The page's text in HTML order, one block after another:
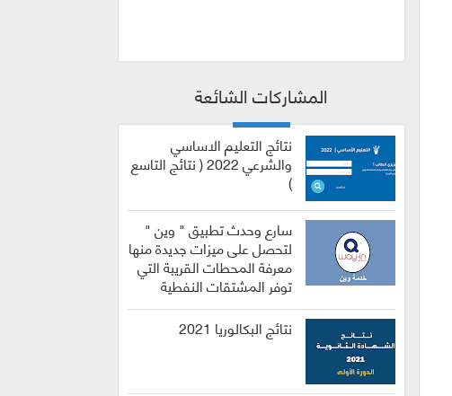
المشاركات الشائعة
نتائج التعليم الاساسي
والشرعي 2022 ( نتائج التاسع
)
سارع وحدث تطبيق " وين "
لتحصل على ميزات جديدة منها
معرفة المحطات القريبة التي
توفر المشتقات النفطية
نتائج البكالوريا 2021